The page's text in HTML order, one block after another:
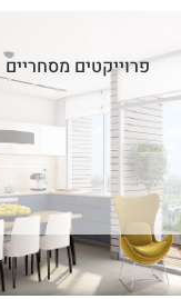
פרוייקטים מסחריים